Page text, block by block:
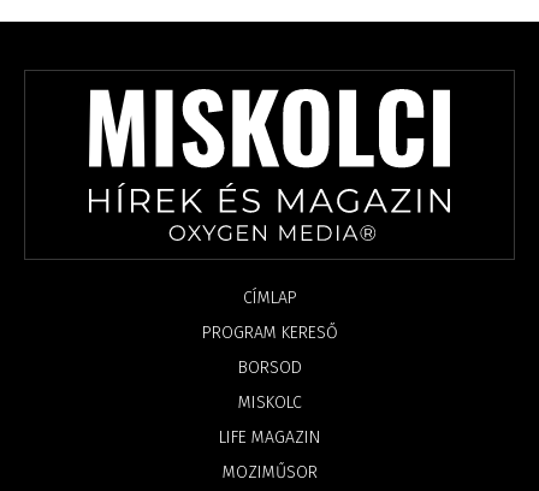
CÍMLAP
PROGRAM KERESŐ
BORSOD
MISKOLC
LIFE MAGAZIN
MOZIMŰSOR